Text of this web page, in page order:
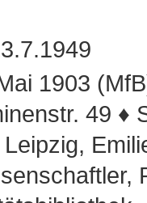
1903
49 ♦